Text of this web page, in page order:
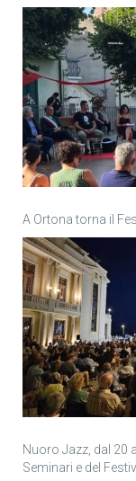
A Ortona torna il
Nuoro Jazz, dal 20
Seminari e del